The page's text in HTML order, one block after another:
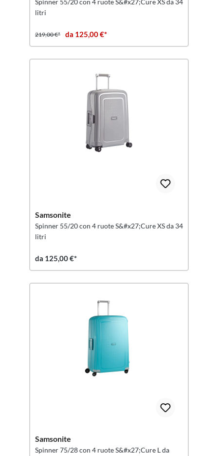
Spinner 55/20 con 4 ruote S&#x27;Cure XS da 34
litri
219,00 €* da 125,00 €*
Samsonite
Spinner 55/20 con 4 ruote S&#x27;Cure XS da 34
litri
da 125,00 €*
Samsonite
Spinner 75/28 con 4 ruote S&#x27;Cure L da